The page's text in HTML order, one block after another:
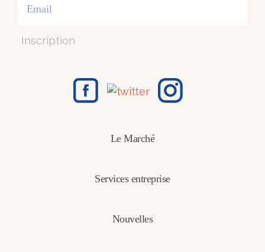
Inscription
Le Marché
Services entreprise
Nouvelles